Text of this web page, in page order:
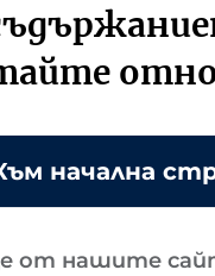
начална
от нашите